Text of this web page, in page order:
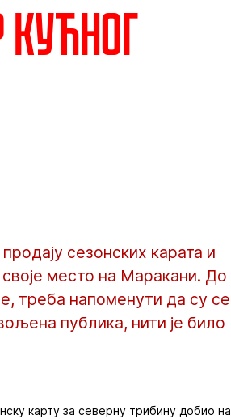
кућног
сезонских карата и
место на Маракани. До
треба напоменути да су се
публика, нити је било
карту за северну трибину добио на